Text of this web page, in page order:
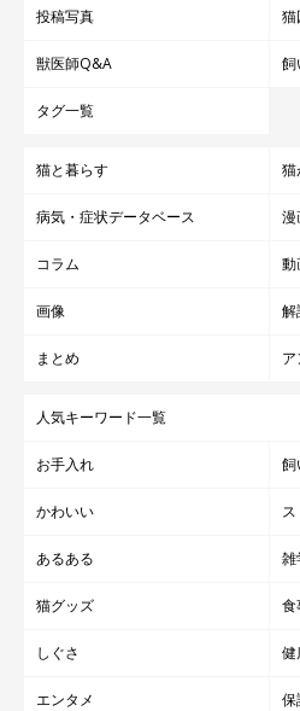
投稿写真 猫
獣医師Q&A 飼
タグ一覧
猫と暮らす 猫
病気・症状データベース 漫
コラム 動
画像 解
まとめ ア
人気キーワード一覧
お手入れ 飼
かわいい
あるある 雑
猫グッズ 食
しぐさ 健
エンタメ 保